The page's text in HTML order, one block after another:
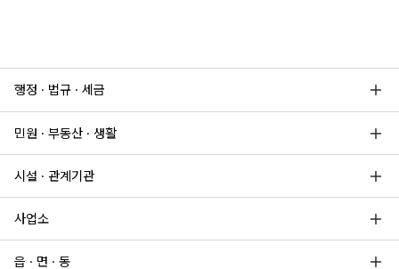
행정 · 법규 · 세금
민원 · 부동산 · 생활
시설 · 관계기관
사업소
읍 · 면 · 동